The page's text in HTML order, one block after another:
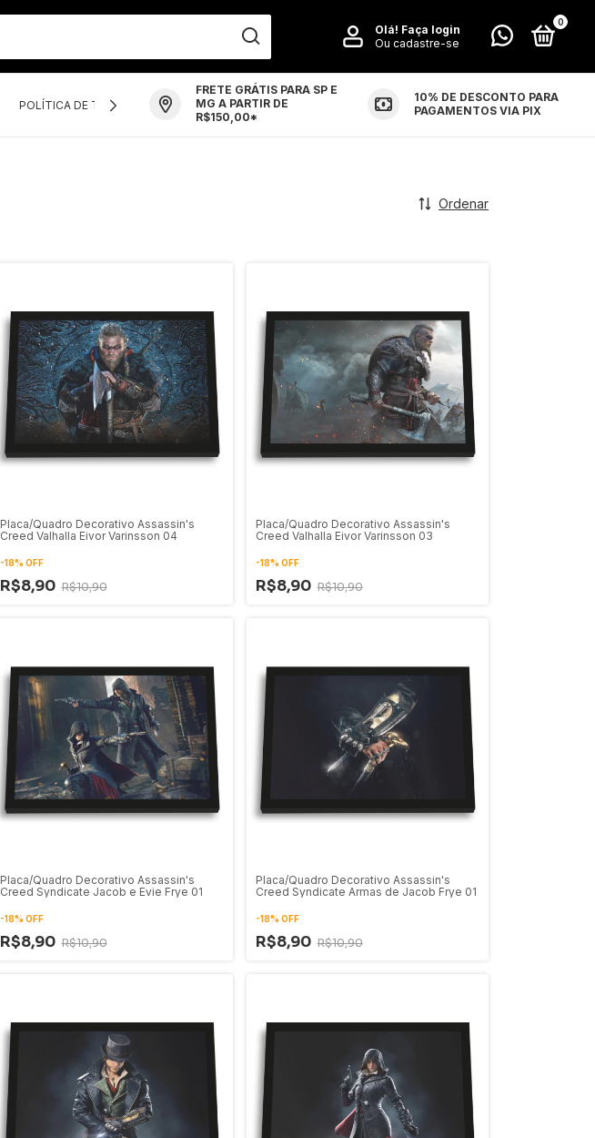
Olá! Faça login
Ou cadastre-se
0
POLÍTICA DE TROCAS E DEVOLUÇÕES CONTATO
FRETE GRÁTIS PARA SP E
MG A PARTIR DE
R$150,00*
10% DE DESCONTO PARA
PAGAMENTOS VIA PIX
Ordenar
Placa/Quadro Decorativo Assassin's
Creed Valhalla Eivor Varinsson 04
-18% OFF
R$8,90 R$10,90
Placa/Quadro Decorativo Assassin's
Creed Valhalla Eivor Varinsson 03
-18% OFF
R$8,90 R$10,90
Placa/Quadro Decorativo Assassin's
Creed Syndicate Jacob e Evie Frye 01
-18% OFF
R$8,90 R$10,90
Placa/Quadro Decorativo Assassin's
Creed Syndicate Armas de Jacob Frye 01
-18% OFF
R$8,90 R$10,90